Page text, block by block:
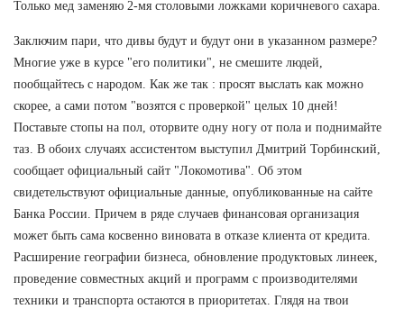
Только мед заменяю 2-мя столовыми ложками коричневого сахара.
Заключим пари, что дивы будут и будут они в указанном размере?
Многие уже в курсе "его политики", не смешите людей,
пообщайтесь с народом. Как же так : просят выслать как можно
скорее, а сами потом "возятся с проверкой" целых 10 дней!
Поставьте стопы на пол, оторвите одну ногу от пола и поднимайте
таз. В обоих случаях ассистентом выступил Дмитрий Торбинский,
сообщает официальный сайт "Локомотива". Об этом
свидетельствуют официальные данные, опубликованные на сайте
Банка России. Причем в ряде случаев финансовая организация
может быть сама косвенно виновата в отказе клиента от кредита.
Расширение географии бизнеса, обновление продуктовых линеек,
проведение совместных акций и программ с производителями
техники и транспорта остаются в приоритетах. Глядя на твои